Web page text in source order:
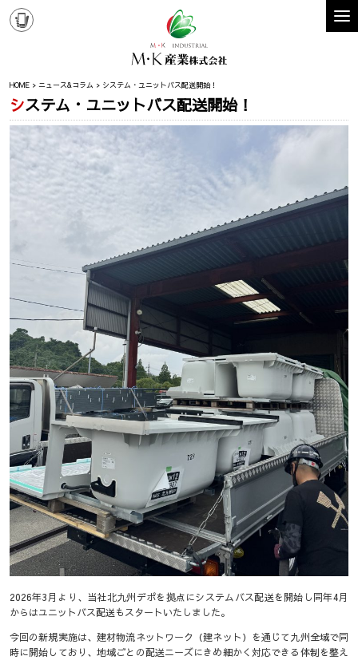
HOME ニュース&コラム システム・ユニットバス配送開始！
システム・ユニットバス配送開始！
2026年3月より、当社北九州デポを拠点にシステムバス配送を開始し同年4月
からはユニットバス配送もスタートいたしました。
今回の新規実施は、建材物流ネットワーク（建ネット）を通じて九州全域で同
時に開始しており、地域ごとの配送ニーズにきめ細かく対応できる体制を整え